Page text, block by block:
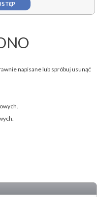
napisane lub spróbuj usunąć